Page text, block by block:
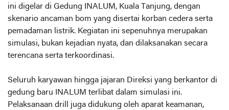
ini digelar di Gedung INALUM, Kuala Tanjung, dengan
skenario ancaman bom yang disertai korban cedera serta
pemadaman listrik. Kegiatan ini sepenuhnya merupakan
simulasi, bukan kejadian nyata, dan dilaksanakan secara
terencana serta terkoordinasi.
Seluruh karyawan hingga jajaran Direksi yang berkantor di
gedung baru INALUM terlibat dalam simulasi ini.
Pelaksanaan drill juga didukung oleh aparat keamanan,